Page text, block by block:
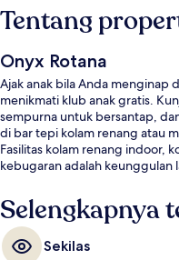
Tentang
Onyx Rotana
Ajak anak bila Anda menginap
menikmati klub anak gratis.
sempurna untuk bersantap,
di bar tepi kolam renang atau
Fasilitas kolam renang indoor,
kebugaran adalah keunggulan
Selengkapnya
Sekilas